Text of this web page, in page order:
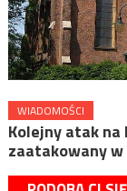
WIADOMOŚCI
Kolejny atak na
zaatakowany